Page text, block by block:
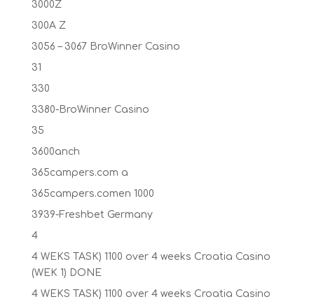
3000Z
300A Z
3056 – 3067 BroWinner Casino
31
330
3380-BroWinner Casino
35
3600anch
365campers.com a
365campers.comen 1000
3939-Freshbet Germany
4
4 WEKS TASK) 1100 over 4 weeks Croatia Casino
(WEK 1) DONE
4 WEKS TASK) 1100 over 4 weeks Croatia Casino